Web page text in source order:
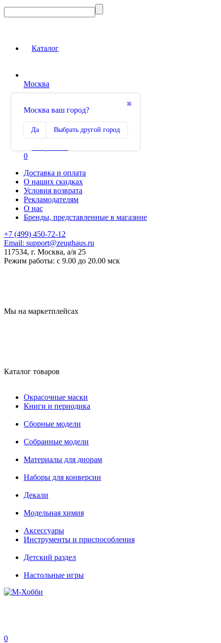
Каталог
Москва
✖
Москва ваш город?
Да Выбрать другой город
Сравнение
0
Доставка и оплата
О наших скидках
Условия возврата
Рекламодателям
О нас
Бренды, представленные в магазине
+7 (499) 450-72-12
Email: support@zeughaus.ru
117534, г. Москва, а/я 25
Режим работы: с 9.00 до 20.00 мск
Мы на маркетплейсах
Каталог товаров
Окрасочные маски
Книги и периодика
Сборные модели
Собранные модели
Материалы для диорам
Наборы для конверсии
Декали
Модельная химия
Аксессуары
Инструменты и приспособления
Детский раздел
Настольные игры
0